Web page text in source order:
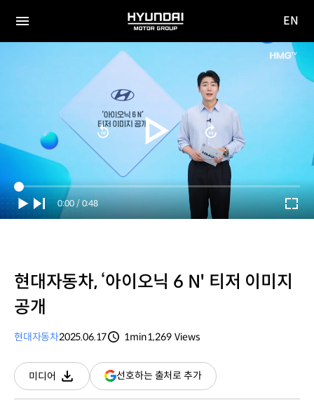
전체
HYUNDAI
MOTOR
GROUP
사이
이동
EN
Current
Time
0:00 / Duration
0:48
현대자동차, ‘아이오닉 6 N' 티저 이미지
공개
현대자동차2025.06.17
1min1,269 Views
미디어
다운로드
선호하는 출처로 추가(새
창